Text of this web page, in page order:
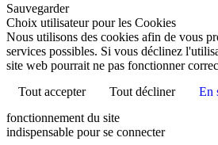
Sauvegarder
Choix utilisateur pour les Cookies
Nous utilisons des cookies afin de vous
services possibles. Si vous déclinez
site web pourrait ne pas fonctionner
Tout accepter
Tout décliner
En
fonctionnement du site
indispensable pour se connecter